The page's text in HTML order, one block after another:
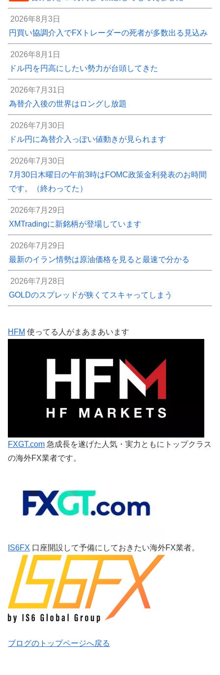
2026年8月3日
円買い協調介入でFXトレーダーの死者が多数出る見込み
2026年8月1日
ドル円を円高にしたい勢力が台頭してきた
2026年7月31日
為替介入後の世界はロングし放題
2026年7月30日
ドル円に為替介入っぽい値動きが見られます
2026年7月30日
7月30日木曜日の午前3時はFOMC政策金利発表のお時間
です。（終わってた）
2026年7月29日
XMTradingに新銘柄が登場しています
2026年7月29日
最新のイラン情勢は原油価格を見ると最速で分かる
2026年7月28日
GOLDのスプレッドが狭くてスキャってしまう
HFM 使ってる人がまあまあいます
FXGT.com 急成長を遂げた人気・実力ともにトップクラス
の海外FX業者です。
IS6FX 口座開設して予備にしておきたい海外FX業者。
ブログのトップページへ戻る